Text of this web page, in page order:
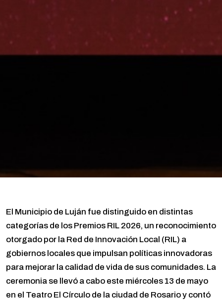
El Municipio de Luján fue distinguido en distintas
categorías de los Premios RIL 2026, un reconocimiento
otorgado por la Red de Innovación Local (RIL) a
gobiernos locales que impulsan políticas innovadoras
para mejorar la calidad de vida de sus comunidades. La
ceremonia se llevó a cabo este miércoles 13 de mayo
en el Teatro El Círculo de la ciudad de Rosario y contó